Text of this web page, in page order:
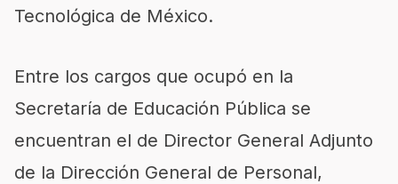
Tecnológica de México.
Entre los cargos que ocupó en la
Secretaría de Educación Pública se
encuentran el de Director General Adjunto
de la Dirección General de Personal,